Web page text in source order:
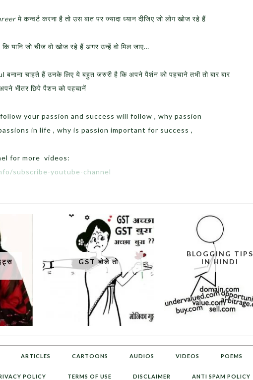
मे कन्वर्ट करना है तो उस बात पर ज्यादा ध्यान दीजिए जो लोग खोज रहे हैं
यानि जो चीज वो खोज रहे हैं अगर उन्हें वो मिल जाए…
बनाना चाहते हैं उनके लिए ये बहुत जरुरी है कि अपने पैशंन को पहचाने तभी तो बार बार
भीतर छिपे पैशन को पहचानें
your passion and success will follow , why passion
in life , why is passion important for success ,
for more videos:
subscribe-youtube-channel
BLOGGING TIPS
IN HINDI
GST बोले तो
ARTICLES CARTOONS AUDIOS VIDEOS POEMS
POLICY TERMS OF USE DISCLAIMER ANTI SPAM POLICY